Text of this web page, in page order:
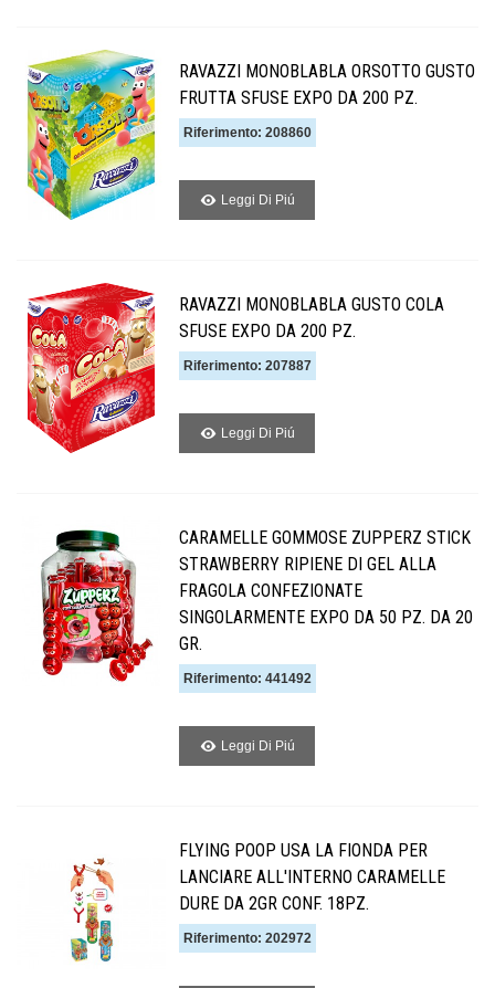
RAVAZZI MONOBLABLA ORSOTTO GUSTO
FRUTTA SFUSE EXPO DA 200 PZ.
Riferimento: 208860
Leggi Di Piú
RAVAZZI MONOBLABLA GUSTO COLA
SFUSE EXPO DA 200 PZ.
Riferimento: 207887
Leggi Di Piú
CARAMELLE GOMMOSE ZUPPERZ STICK
STRAWBERRY RIPIENE DI GEL ALLA
FRAGOLA CONFEZIONATE
SINGOLARMENTE EXPO DA 50 PZ. DA 20
GR.
Riferimento: 441492
Leggi Di Piú
FLYING POOP USA LA FIONDA PER
LANCIARE ALL'INTERNO CARAMELLE
DURE DA 2GR CONF. 18PZ.
Riferimento: 202972